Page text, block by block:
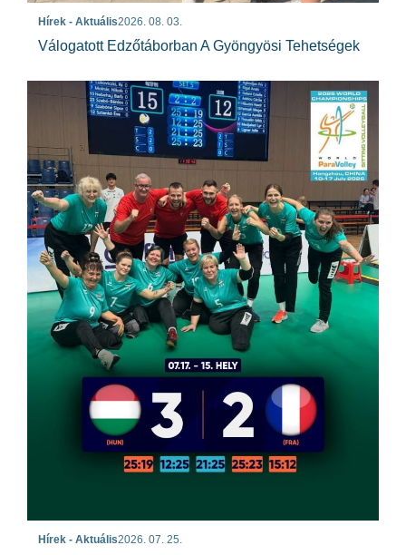
Hírek - Aktuális2026. 08. 03.
Válogatott Edzőtáborban A Gyöngyösi Tehetségek
Hírek - Aktuális2026. 07. 25.